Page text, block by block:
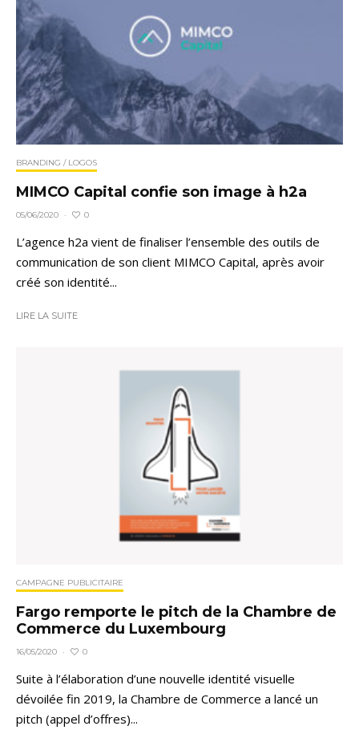
BRANDING / LOGOS
MIMCO Capital confie son image à h2a
05/06/2020 · 0
L’agence h2a vient de finaliser l’ensemble des outils de
communication de son client MIMCO Capital, après avoir
créé son identité...
LIRE LA SUITE
CAMPAGNE PUBLICITAIRE
Fargo remporte le pitch de la Chambre de
Commerce du Luxembourg
16/05/2020 · 0
Suite à l’élaboration d’une nouvelle identité visuelle
dévoilée fin 2019, la Chambre de Commerce a lancé un
pitch (appel d’offres)...